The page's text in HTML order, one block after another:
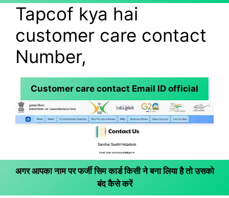
Tapcof kya hai
customer care contact
Number,
Customer care contact Email ID official
अगर आपका नाम पर फर्जी सिम कार्ड किसी ने बना लिया है तो उसको
बंद कैसे करें